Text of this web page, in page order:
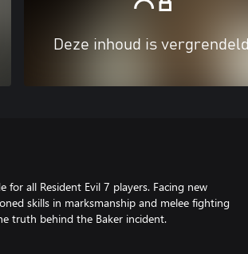
Deze inhoud is vergrendeld
all Resident Evil 7 players. Facing new
skills in marksmanship and melee fighting
truth behind the Baker incident.